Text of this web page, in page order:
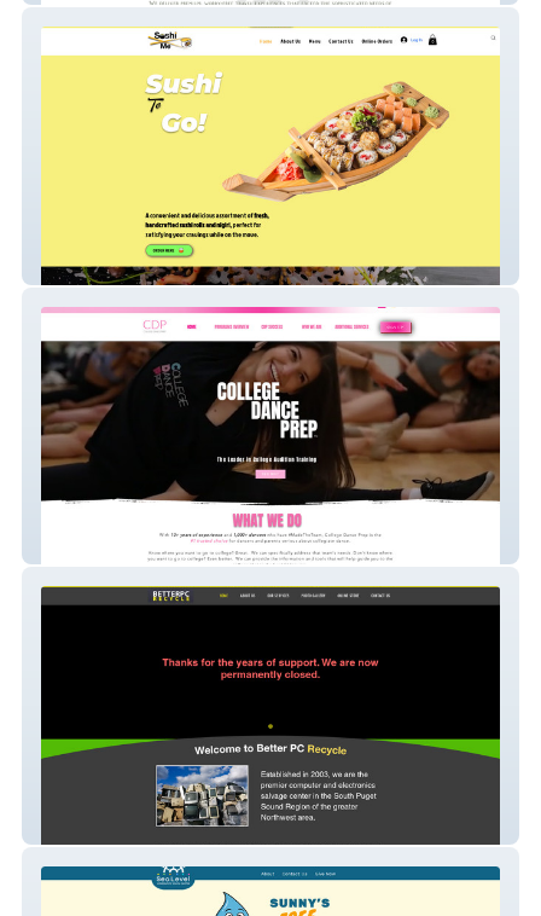
Sushi Me Bahamas
college dance prep
Better PC Recycle, Tacoma, Washington